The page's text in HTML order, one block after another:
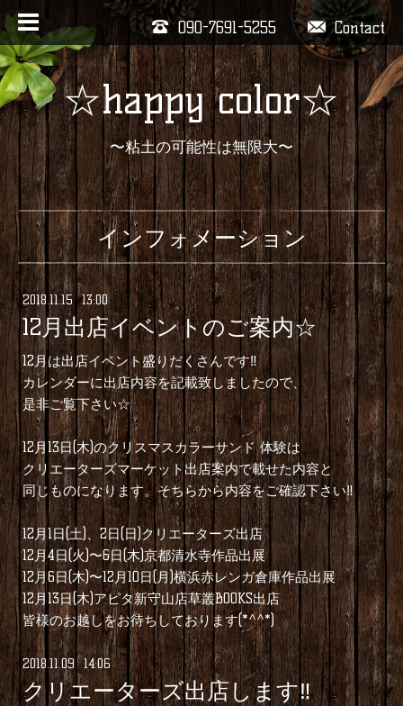
Contact
090-7691-5255
☆happy color☆
〜粘土の可能性は無限大〜
インフォメーション
2018.11.15 13:00
12月出店イベントのご案内☆
12月は出店イベント盛りだくさんです‼︎
カレンダーに出店内容を記載致しましたので、
是非ご覧下さい☆
12月13日(木)のクリスマスカラーサンド 体験は
クリエーターズマーケット出店案内で載せた内容と
同じものになります。そちらから内容をご確認下さい‼︎
12月1日(土)、2日(日)クリエーターズ出店
12月4日(火)〜6日(木)京都清水寺作品出展
12月6日(木)〜12月10日(月)横浜赤レンガ倉庫作品出展
12月13日(木)アピタ新守山店草叢BOOKS出店
皆様のお越しをお待ちしております(*^^*)
2018 11.09 14:06
クリエーターズ出店します‼︎